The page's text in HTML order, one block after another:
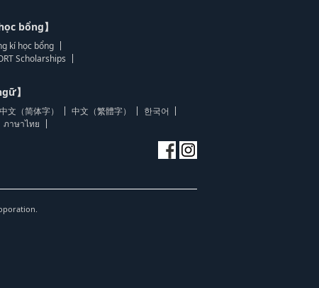
bổng】
kí học bổng
Scholarships
】
中文（简体字） 中文（繁體字）
한국어
ภาษาไทย